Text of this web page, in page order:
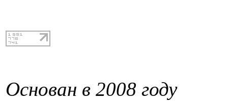
Основан в 2008 году